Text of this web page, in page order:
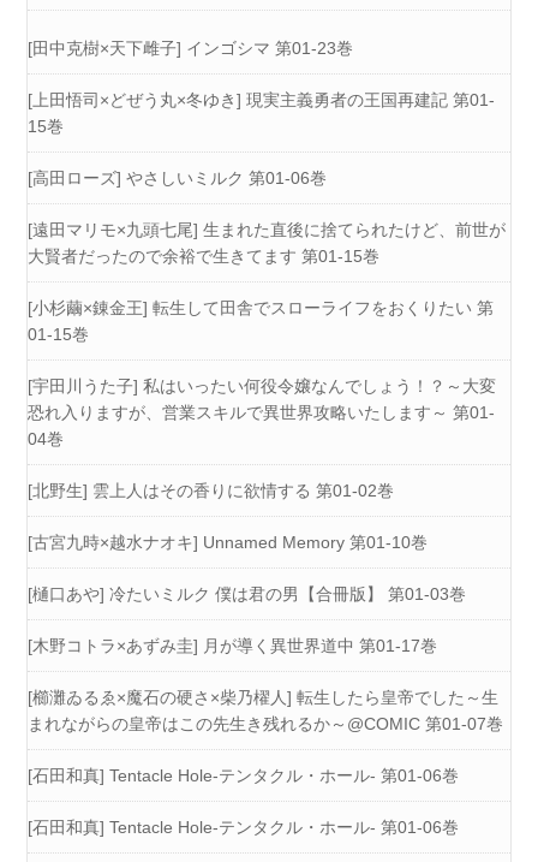
[田中克樹×天下雌子] インゴシマ 第01-23巻
[上田悟司×どぜう丸×冬ゆき] 現実主義勇者の王国再建記 第01-
15巻
[高田ローズ] やさしいミルク 第01-06巻
[遠田マリモ×九頭七尾] 生まれた直後に捨てられたけど、前世が
大賢者だったので余裕で生きてます 第01-15巻
[小杉繭×錬金王] 転生して田舎でスローライフをおくりたい 第
01-15巻
[宇田川うた子] 私はいったい何役令嬢なんでしょう！？～大変
恐れ入りますが、営業スキルで異世界攻略いたします～ 第01-
04巻
[北野生] 雲上人はその香りに欲情する 第01-02巻
[古宮九時×越水ナオキ] Unnamed Memory 第01-10巻
[樋口あや] 冷たいミルク 僕は君の男【合冊版】 第01-03巻
[木野コトラ×あずみ圭] 月が導く異世界道中 第01-17巻
[櫛灘ゐるゑ×魔石の硬さ×柴乃櫂人] 転生したら皇帝でした～生
まれながらの皇帝はこの先生き残れるか～@COMIC 第01-07巻
[石田和真] Tentacle Hole-テンタクル・ホール- 第01-06巻
[石田和真] Tentacle Hole-テンタクル・ホール- 第01-06巻